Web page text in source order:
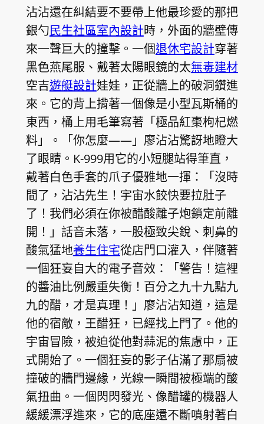
沾沾還在糾結要不要帶上他最珍愛的那把
銀勺民生社區室內設計時，外面的牆壁傳
來一聲巨大的撞擊。一個退休宅設計穿著
黑色燕尾服、戴著太陽眼鏡的太無毒建材
空吉遊艇設計娃娃，正從牆上的破洞鑽進
來。它的背上揹著一個像是小型瓦斯桶的
東西，桶上用毛筆寫著「極品紅棗枸杞燃
料」。「你怎麼——」廖沾沾驚訝地瞪大
了眼睛。K-999用它的小短腿站得筆直，
戴著白色手套的爪子優雅地一揮：「沒時
間了，沾沾先生！宇宙水餃快要拉肚子
了！我們必須在你被醋酸離子炮鎖定前離
開！」話音未落，一股極致尖銳、刺鼻的
酸氣猛地養生住宅從店門口灌入，伴隨著
一個狂妄自大的電子音效：「警告！這裡
的醬油比例嚴重失衡！百分之九十九點九
九的醋，才是真理！」廖沾沾知道，這是
他的宿敵，王醋狂，已經找上門了。他的
宇宙冒險，被迫從他對蒜泥的焦慮中，正
式開始了。一個狂妄的影子佔滿了那扇被
撞破的牆門邊緣，光線一瞬間被極端的酸
氣扭曲。一個閃閃發光、像醋罐的機器人
緩緩漂浮進來，它的底座還不斷噴射著白